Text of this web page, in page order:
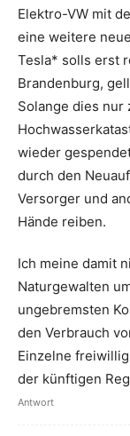
Elektro-VW mit
eine weitere
Tesla* solls erst
Brandenburg,
Solange dies nur
wieder
durch den
Versorger und
Hände reiben.
Ich meine damit
Naturgewalten
ungebremsten
den Verbrauch
Einzelne
der künftigen
Antwort